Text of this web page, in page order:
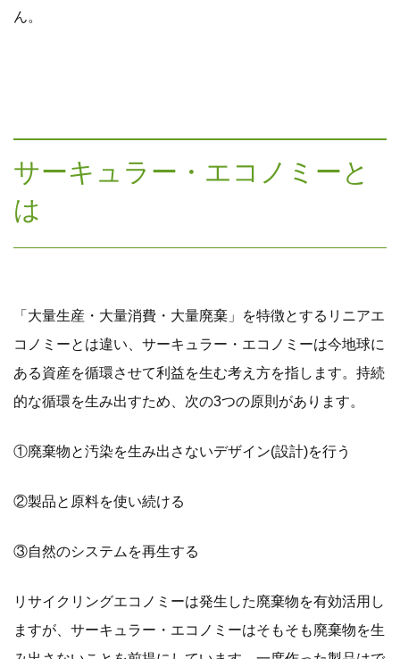
ん。
サーキュラー・エコノミーと
は
「大量生産・大量消費・大量廃棄」を特徴とするリニアエ
コノミーとは違い、サーキュラー・エコノミーは今地球に
ある資産を循環させて利益を生む考え方を指します。持続
的な循環を生み出すため、次の3つの原則があります。
①廃棄物と汚染を生み出さないデザイン(設計)を行う
②製品と原料を使い続ける
③自然のシステムを再生する
リサイクリングエコノミーは発生した廃棄物を有効活用し
ますが、サーキュラー・エコノミーはそもそも廃棄物を生